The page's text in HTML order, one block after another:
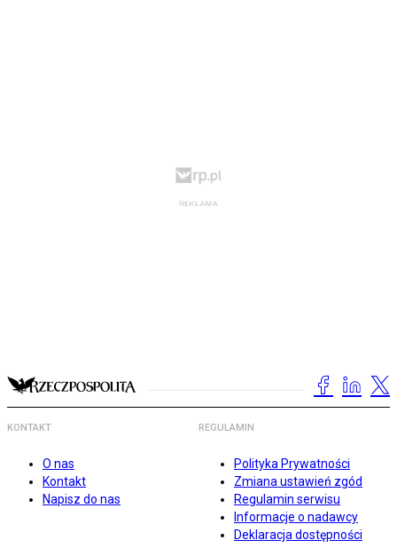
KONTAKT
O nas
Kontakt
Napisz do nas
REGULAMIN
Polityka Prywatności
Zmiana ustawień zgód
Regulamin serwisu
Informacje o nadawcy
Deklaracja dostępności